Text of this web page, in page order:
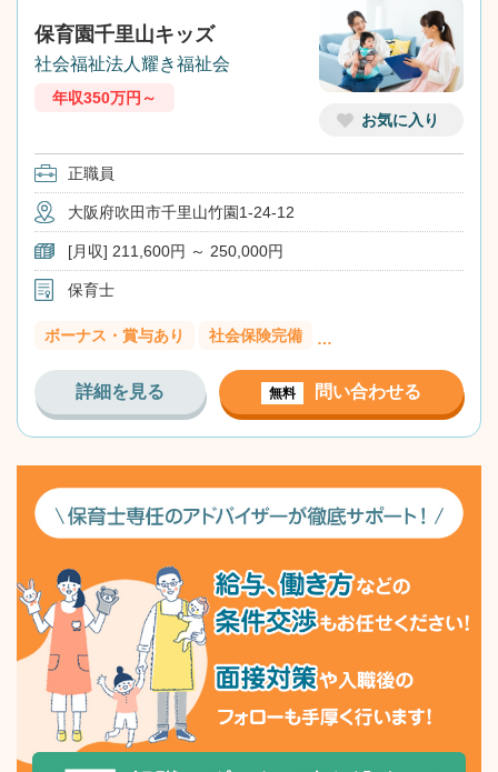
お気に入り
保育園千里山キッズ
社会福祉法人耀き福祉会
年収350万円～
正職員
大阪府吹田市千里山竹園1-24-12
[月収] 211,600円 ～ 250,000円
保育士
ボーナス・賞与あり 社会保険完備 …
詳細を見る 無料 問い合わせる